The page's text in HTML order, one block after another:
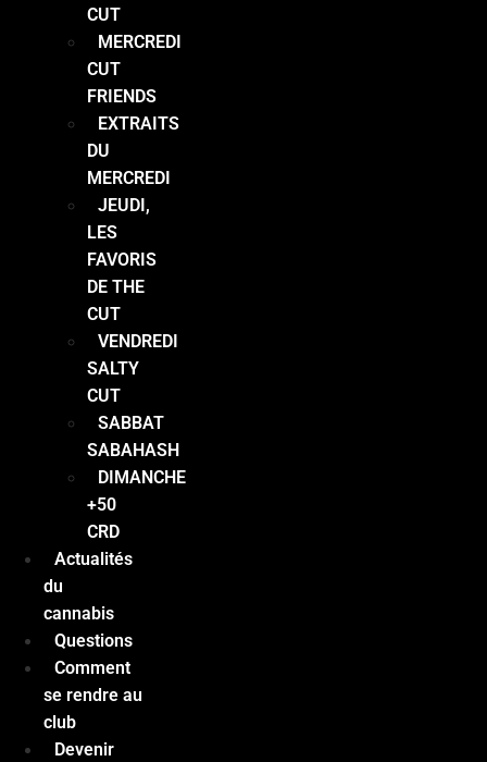
CUT
MERCREDI
CUT
FRIENDS
EXTRAITS
DU
MERCREDI
JEUDI,
LES
FAVORIS
DE THE
CUT
VENDREDI
SALTY
CUT
SABBAT
SABAHASH
DIMANCHE
+50
CRD
Actualités
du
cannabis
Questions
Comment
se rendre au
club
Devenir